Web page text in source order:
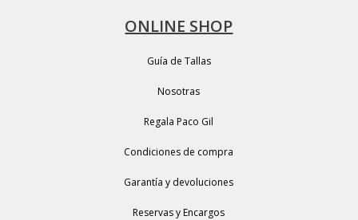
ONLINE SHOP
Guía de Tallas
Nosotras
Regala Paco Gil
Condiciones de compra
Garantía y devoluciones
Reservas y Encargos